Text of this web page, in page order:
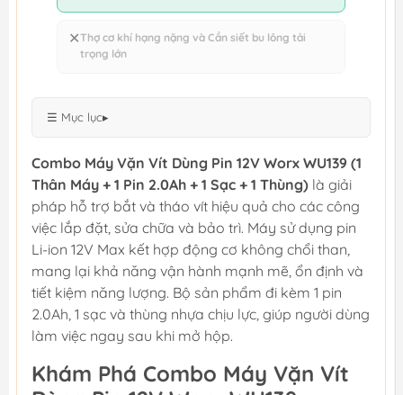
✕Thợ cơ khí hạng nặng và Cần siết bu lông tải
trọng lớn
☰ Mục lục▸
Combo Máy Vặn Vít Dùng Pin 12V Worx WU139 (1
Thân Máy + 1 Pin 2.0Ah + 1 Sạc + 1 Thùng) là giải
pháp hỗ trợ bắt và tháo vít hiệu quả cho các công
việc lắp đặt, sửa chữa và bảo trì. Máy sử dụng pin
Li-ion 12V Max kết hợp động cơ không chổi than,
mang lại khả năng vận hành mạnh mẽ, ổn định và
tiết kiệm năng lượng. Bộ sản phẩm đi kèm 1 pin
2.0Ah, 1 sạc và thùng nhựa chịu lực, giúp người dùng
làm việc ngay sau khi mở hộp.
Khám Phá Combo Máy Vặn Vít